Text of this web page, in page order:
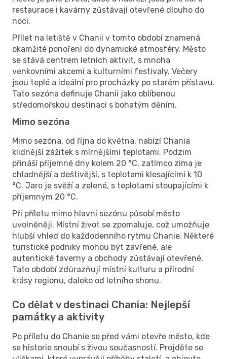
restaurace i kavárny zůstávají otevřené dlouho do
noci.
Přílet na letiště v Chanii v tomto období znamená
okamžité ponoření do dynamické atmosféry. Město
se stává centrem letních aktivit, s mnoha
venkovními akcemi a kulturními festivaly. Večery
jsou teplé a ideální pro procházky po starém přístavu.
Tato sezóna definuje Chanii jako oblíbenou
středomořskou destinaci s bohatým děním.
Mimo sezóna
Mimo sezóna, od října do května, nabízí Chania
klidnější zážitek s mírnějšími teplotami. Podzim
přináší příjemné dny kolem 20 °C, zatímco zima je
chladnější a deštivější, s teplotami klesajícími k 10
°C. Jaro je svěží a zelené, s teplotami stoupajícími k
příjemným 20 °C.
Při příletu mimo hlavní sezónu působí město
uvolněněji. Místní život se zpomaluje, což umožňuje
hlubší vhled do každodenního rytmu Chanie. Některé
turistické podniky mohou být zavřené, ale
autentické taverny a obchody zůstávají otevřené.
Tato období zdůrazňují místní kulturu a přírodní
krásy regionu, daleko od letního shonu.
Co dělat v destinaci Chania: Nejlepší
památky a aktivity
Po příletu do Chanie se před vámi otevře město, kde
se historie snoubí s živou současností. Projděte se